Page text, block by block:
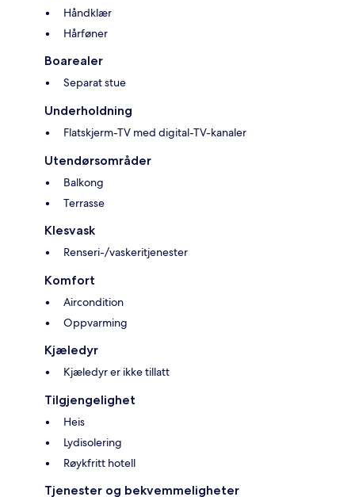
Håndklær
Hårføner
Boarealer
Separat stue
Underholdning
Flatskjerm-TV med digital-TV-kanaler
Utendørsområder
Balkong
Terrasse
Klesvask
Renseri-/vaskeritjenester
Komfort
Aircondition
Oppvarming
Kjæledyr
Kjæledyr er ikke tillatt
Tilgjengelighet
Heis
Lydisolering
Røykfritt hotell
Tjenester og bekvemmeligheter